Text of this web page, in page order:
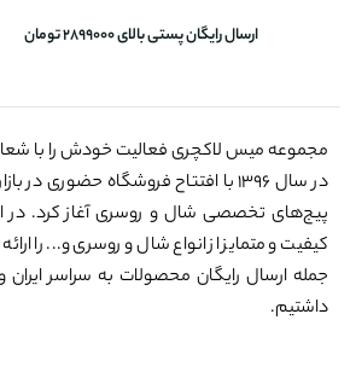
ارسال رایگان پستی بالای 2899000 تومان
مجموعه میس لاکچری فعالیت خودش را با
در سال ۱۳۹۶ با افتتاح فروشگاه حضوری
پیج‌های تخصصی شال و روسری آغاز کرد.
کیفیت و متمایز از انواع شال و روسری و... را
جمله ارسال رایگان محصولات به سراسر
داشتیم.